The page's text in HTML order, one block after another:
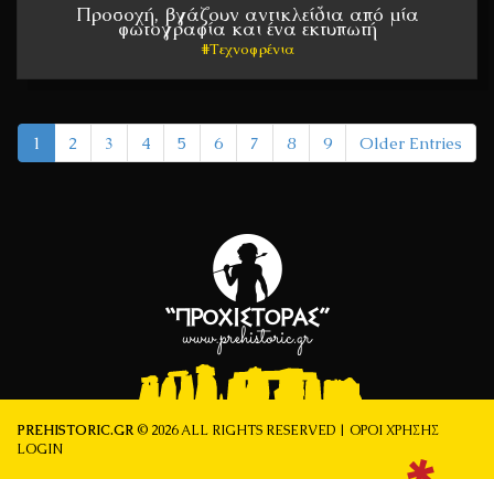
Προσοχή, βγάζουν αντικλείδια από μία
φωτογραφία και ένα εκτυπωτή
Τεχνοφρένια
1 2 3 4 5 6 7 8 9 Older Entries
PREHISTORIC.GR© 2026 ALL RIGHTS RESERVED | ΌΡΟΙ ΧΡΉΣΗΣ
LOGIN